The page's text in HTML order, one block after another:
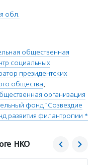
обл.
общественная
социальных
президентских
общества,
организация
фонд "Созвездие
развития филантропии *
НКО